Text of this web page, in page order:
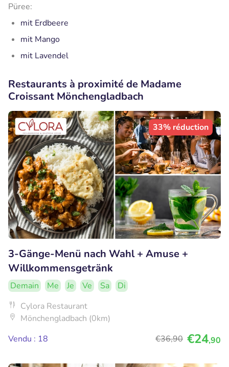
Püree:
mit Erdbeere
mit Mango
mit Lavendel
Restaurants à proximité de Madame
Croissant Mönchengladbach
33% réduction
3-Gänge-Menü nach Wahl + Amuse +
Willkommensgetränk
Demain Me Je Ve Sa
Di
Cylora Restaurant
Mönchengladbach (0km)
Vendu : 18
€36,90 €24,90